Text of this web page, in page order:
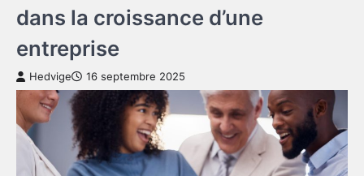
dans la croissance d’une
entreprise
Hedvige 16 septembre 2025